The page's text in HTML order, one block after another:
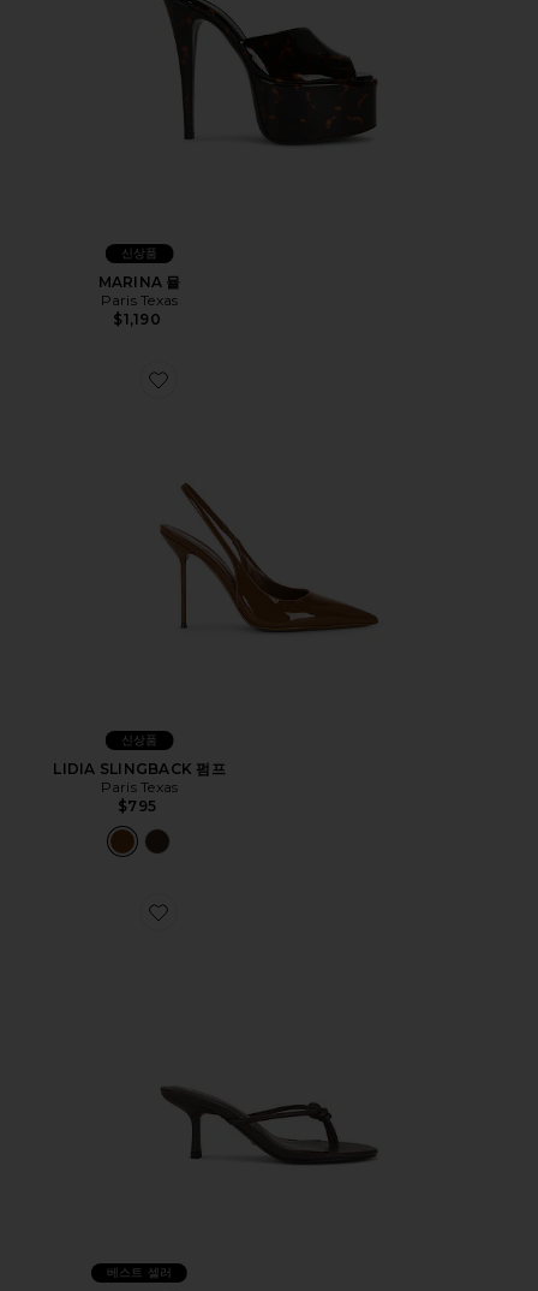
신상품
MARINA 뮬
Paris Texas
$1,190
Favorite LIDIA SLINGBACK 펌프
신상품
LIDIA SLINGBACK 펌프
Paris Texas
$795
Favorite VIANKA 힐
베스트 셀러